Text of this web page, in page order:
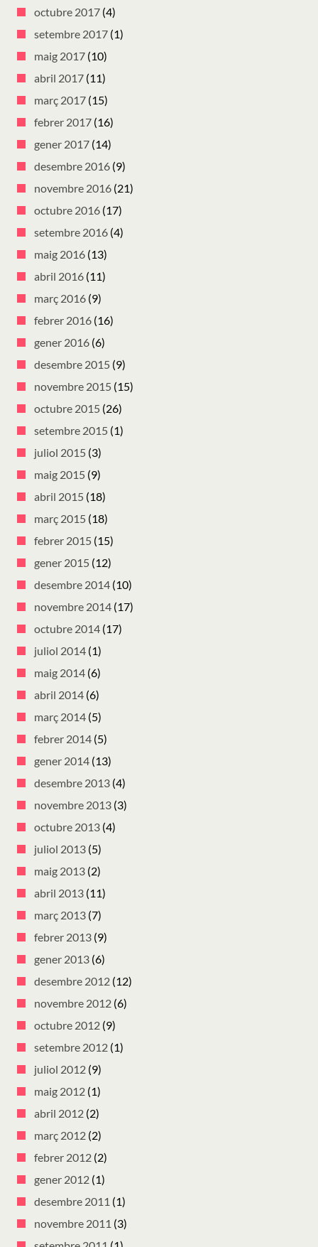
octubre 2017 (4)
setembre 2017 (1)
maig 2017 (10)
abril 2017 (11)
març 2017 (15)
febrer 2017 (16)
gener 2017 (14)
desembre 2016 (9)
novembre 2016 (21)
octubre 2016 (17)
setembre 2016 (4)
maig 2016 (13)
abril 2016 (11)
març 2016 (9)
febrer 2016 (16)
gener 2016 (6)
desembre 2015 (9)
novembre 2015 (15)
octubre 2015 (26)
setembre 2015 (1)
juliol 2015 (3)
maig 2015 (9)
abril 2015 (18)
març 2015 (18)
febrer 2015 (15)
gener 2015 (12)
desembre 2014 (10)
novembre 2014 (17)
octubre 2014 (17)
juliol 2014 (1)
maig 2014 (6)
abril 2014 (6)
març 2014 (5)
febrer 2014 (5)
gener 2014 (13)
desembre 2013 (4)
novembre 2013 (3)
octubre 2013 (4)
juliol 2013 (5)
maig 2013 (2)
abril 2013 (11)
març 2013 (7)
febrer 2013 (9)
gener 2013 (6)
desembre 2012 (12)
novembre 2012 (6)
octubre 2012 (9)
setembre 2012 (1)
juliol 2012 (9)
maig 2012 (1)
abril 2012 (2)
març 2012 (2)
febrer 2012 (2)
gener 2012 (1)
desembre 2011 (1)
novembre 2011 (3)